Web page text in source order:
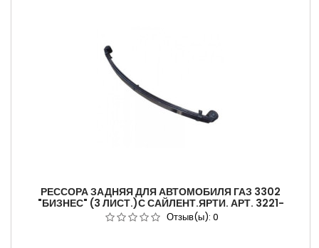
РЕССОРА ЗАДНЯЯ ДЛЯ АВТОМОБИЛЯ ГАЗ 3302
"БИЗНЕС" (3 ЛИСТ.)С САЙЛЕНТ.ЯРТИ. АРТ. 3221-
2912010-004.
Отзыв(ы): 0